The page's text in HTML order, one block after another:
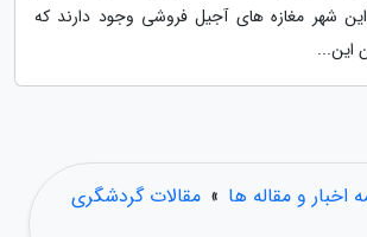
شهر مغازه های آجیل فروشی وجود دارند که
این...
اخبار و مقاله ها » مقالات گردشگری